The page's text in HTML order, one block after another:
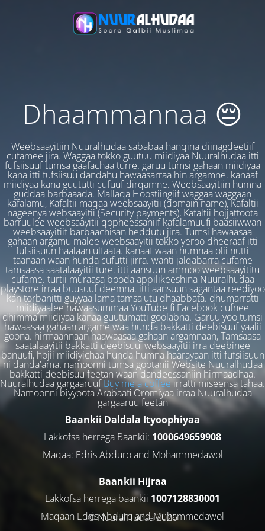
Dhaammannaa 😔
Weebsaayitiin Nuuralhudaa sababaa hanqina diinagdeetiif
cufamee jira. Waggaa tokko guutuu miidiyaa Nuuralhudaa itti
fufsiisuuf tumsa gaafachaa turre. garuu tumsi gahaan miidiyaa
kana itti fufsiisuu dandahu hawaasarraa hin argamne. kanaaf
miidiyaa kana guututti cufuuf dirqamne. Weebsaayitiin humna
guddaa barbaaada. Mallaqa Hoostiingiif waggaa waggaan
kafalamu, Kafaltii maqaa weebsaayitii (domain name), Kafaltii
nageenya websaayitii (Security payments), Kafaltii hojjattoota
barruulee weebsaayitii qopheessaniif kafalamuufi baasiiwwan
weebsaayitiif barbaachisan heddutu jira. Tumsi hawaasaa
gahaan argamu malee weebsaayitii tokko yeroo dheeraaf itti
fufsiisuun haalaan ulfaata. kanaaf waan humnaa olii nutti
taanaan waan hunda cufutti jirra. wanti jalqabarra cufame
tamsaasa saatalaayitii ture. itti aansuun ammoo weebsaayititu
cufame. turtii muraasa booda appilikeeshina Nuuralhudaa
playstore irraa buusuuf deemna. itti aansuun sagantaa reediyoo
kan torbanitti guyyaa lama tamsa'utu dhaabbata. dhumarratti
miidiyaalee hawaasummaa YouTube fi Facebook cufnee
dhimma miidiyaa kanaa guutumatti goolabna. Garuu yoo tumsi
hawaasaa gahaan argame waa hunda bakkatti deebisuuf yaalii
goona. hirmaannaan haawaasaa gahaan argamnaan, Tamsaasa
saatalaayitii bakkatti deebisuu, websaayitii irra deebinee
banuufi, hojii miidiyichaa hunda humna haarayaan itti fufsiisuun
ni danda'ama. namoonni tumsa gootanii Website Nuuralhudaa
bakkatti deebisuu feetan waan dandeessaniin hirmaadhaa.
Nuuralhudaa gargaaruufBuy me a coffeeirratti miseensa tahaa.
Namoonni biyyoota Arabaafi Oromiyaa irraa Nuuralhudaa
gargaaruu feetan
Baankii Daldala Ityoophiyaa
Lakkofsa herrega Baankii: 1000649659908
Maqaa: Edris Abduro and Mohammedawol
Baankii Hijraa
Lakkofsa herrega baankii 1007128830001
Maqaan Edris Abduro and Muhammedawol
© NuuralHudaa 2026